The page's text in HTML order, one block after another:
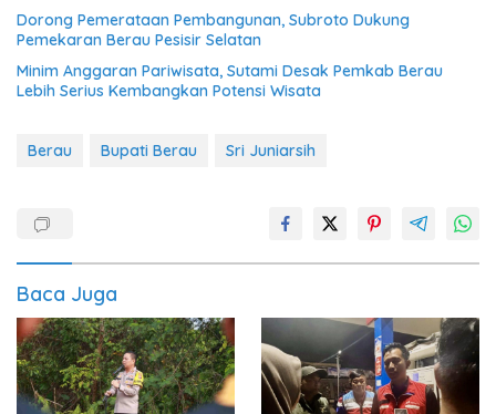
Dorong Pemerataan Pembangunan, Subroto Dukung
Pemekaran Berau Pesisir Selatan
Minim Anggaran Pariwisata, Sutami Desak Pemkab Berau
Lebih Serius Kembangkan Potensi Wisata
Berau Bupati Berau Sri Juniarsih
Baca Juga